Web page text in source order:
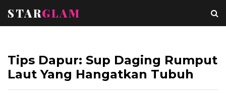
STARGLAM
Tips Dapur: Sup Daging Rumput
Laut Yang Hangatkan Tubuh